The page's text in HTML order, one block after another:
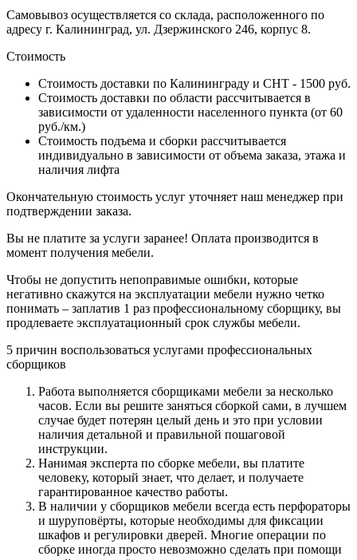
Самовывоз осуществляется со склада, расположенного по
адресу г. Калининград, ул. Дзержинского 246, корпус 8.
Стоимость
Стоимость доставки по Калининграду и СНТ - 1500 руб.
Стоимость доставки по области рассчитывается в
зависимости от удаленности населенного пункта (от 60
руб./км.)
Стоимость подъема и сборки рассчитывается
индивидуально в зависимости от объема заказа, этажа и
наличия лифта
Окончательную стоимость услуг уточняет наш менеджер при
подтверждении заказа.
Вы не платите за услуги заранее! Оплата производится в
момент получения мебели.
Чтобы не допустить непоправимые ошибки, которые
негативно скажутся на эксплуатации мебели нужно четко
понимать – заплатив 1 раз профессиональному сборщику, вы
продлеваете эксплуатационный срок службы мебели.
5 причин воспользоваться услугами профессиональных
сборщиков
Работа выполняется сборщиками мебели за несколько
часов. Если вы решите заняться сборкой сами, в лучшем
случае будет потерян целый день и это при условии
наличия детальной и правильной пошаговой
инструкции.
Нанимая эксперта по сборке мебели, вы платите
человеку, который знает, что делает, и получаете
гарантированное качество работы.
В наличии у сборщиков мебели всегда есть перфораторы
и шуруповёрты, которые необходимы для фиксации
шкафов и регулировки дверей. Многие операции по
сборке иногда просто невозможно сделать при помощи